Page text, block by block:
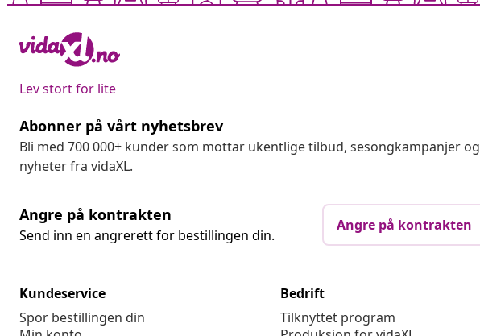
Lev stort for lite
Abonner på vårt nyhetsbrev
Bli med 700 000+ kunder som mottar ukentlige tilbud, sesongkampanjer og
nyheter fra vidaXL.
Angre på kontrakten
Send inn en angrerett for bestillingen din.
Angre på kontrakten
Kundeservice
Spor bestillingen din
Bedrift
Tilknyttet program